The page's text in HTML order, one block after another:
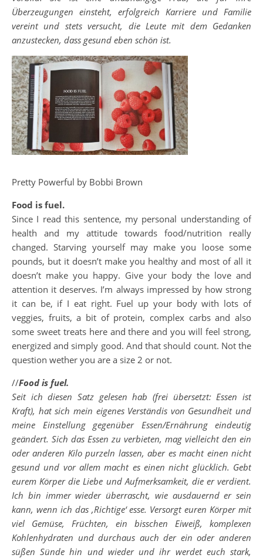
Überzeugungen einsteht, erfolgreich Karriere und Familie
vereint und stets versucht, die Leute mit dem Gedanken
anzustecken, dass gesund eben schön ist.
Pretty Powerful by Bobbi Brown
Food is fuel.
Since I read this sentence, my personal understanding of
health and my attitude towards food/nutrition really
changed. Starving yourself may make you loose some
pounds, but it doesn’t make you healthy and most of all it
doesn’t make you happy. Give your body the love and
attention it deserves. I’m always impressed by how strong
it can be, if I eat right. Fuel up your body with lots of
veggies, fruits, a bit of protein, complex carbs and also
some sweet treats here and there and you will feel strong,
energized and simply good. And that should count. Not the
question wether you are a size 2 or not.
//Food is fuel.
Seit ich diesen Satz gelesen hab (frei übersetzt: Essen ist
Kraft), hat sich mein eigenes Verständis von Gesundheit und
meine Einstellung gegenüber Essen/Ernährung eindeutig
geändert. Sich das Essen zu verbieten, mag vielleicht den ein
oder anderen Kilo purzeln lassen, aber es macht einen nicht
gesund und vor allem macht es einen nicht glücklich. Gebt
eurem Körper die Liebe und Aufmerksamkeit, die er verdient.
Ich bin immer wieder überrascht, wie ausdauernd er sein
kann, wenn ich das ‚Richtige‘ esse. Versorgt euren Körper mit
viel Gemüse, Früchten, ein bisschen Eiweiß, komplexen
Kohlenhydraten und durchaus auch der ein oder anderen
süßen Sünde hin und wieder und ihr werdet euch stark,